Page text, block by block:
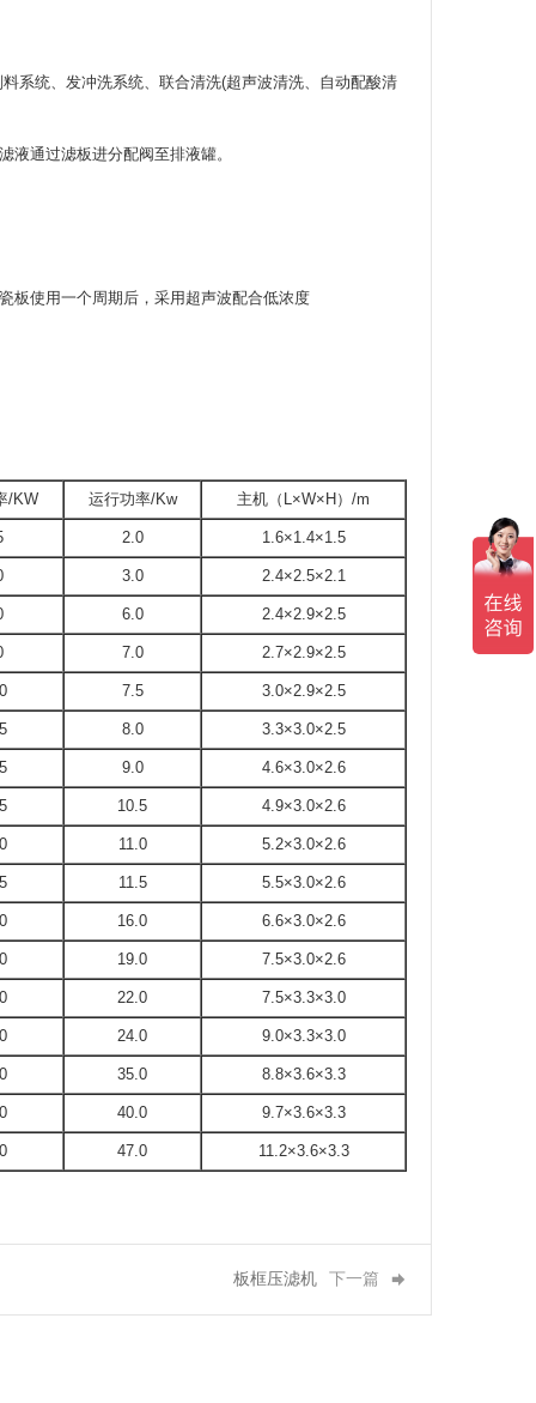
统、发冲洗系统、联合清洗(超声波清洗、自动配酸清
通过滤板进分配阀至排液罐。
使用一个周期后，采用超声波配合低浓度
/KW 运行功率/Kw 主机（L×W×H）/m
2.0 1.6×1.4×1.5
3.0 2.4×2.5×2.1
6.0 2.4×2.9×2.5
7.0 2.7×2.9×2.5
7.5 3.0×2.9×2.5
8.0 3.3×3.0×2.5
9.0 4.6×3.0×2.6
10.5 4.9×3.0×2.6
11.0 5.2×3.0×2.6
11.5 5.5×3.0×2.6
16.0 6.6×3.0×2.6
19.0 7.5×3.0×2.6
22.0 7.5×3.3×3.0
24.0 9.0×3.3×3.0
35.0 8.8×3.6×3.3
40.0 9.7×3.6×3.3
47.0 11.2×3.6×3.3
下一篇
板框压滤机